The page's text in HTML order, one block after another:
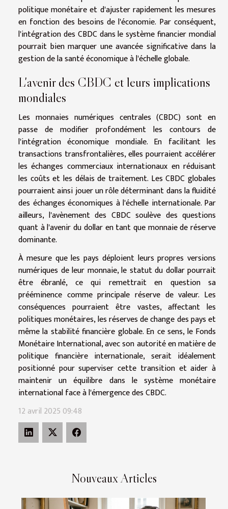
Nouveaux Articles
politique monétaire et d'ajuster rapidement les mesures
en fonction des besoins de l'économie. Par conséquent,
l'intégration des CBDC dans le système financier mondial
pourrait bien marquer une avancée significative dans la
gestion de la santé économique à l'échelle globale.
L'avenir des CBDC et leurs implications
mondiales
Les monnaies numériques centrales (CBDC) sont en
passe de modifier profondément les contours de
l'intégration économique mondiale. En facilitant les
transactions transfrontalières, elles pourraient accélérer
les échanges commerciaux internationaux en réduisant
les coûts et les délais de traitement. Les CBDC globales
pourraient ainsi jouer un rôle déterminant dans la fluidité
des échanges économiques à l'échelle internationale. Par
ailleurs, l'avènement des CBDC soulève des questions
quant à l'avenir du dollar en tant que monnaie de réserve
dominante.
À mesure que les pays déploient leurs propres versions
numériques de leur monnaie, le statut du dollar pourrait
être ébranlé, ce qui remettrait en question sa
prééminence comme principale réserve de valeur. Les
conséquences pourraient être vastes, affectant les
politiques monétaires, les réserves de change des pays et
même la stabilité financière globale. En ce sens, le Fonds
Monétaire International, avec son autorité en matière de
politique financière internationale, serait idéalement
positionné pour superviser cette transition et aider à
maintenir un équilibre dans le système monétaire
international face à l'émergence des CBDC.
12 avril 2025 09:48